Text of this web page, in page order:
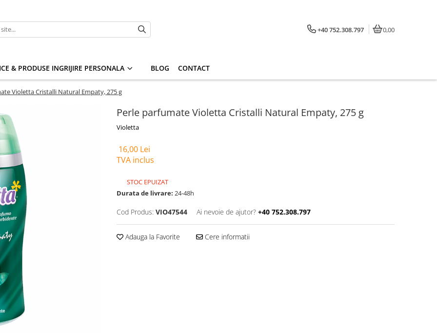
+40 752.308.797 0,00
& PRODUSE INGRIJIRE PERSONALA BLOG CONTACT
Violetta Cristalli Natural Empaty, 275 g
Perle parfumate Violetta Cristalli Natural Empaty, 275 g
Violetta
16,00 Lei
TVA inclus
STOC EPUIZAT
Durata de livrare: 24-48h
Cod Produs: VIO47544 Ai nevoie de ajutor? +40 752.308.797
Adauga la Favorite Cere informatii